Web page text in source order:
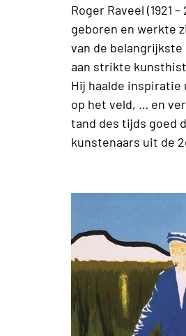
Roger Raveel (1921
geboren en werkte
van de
aan strikte
Hij haalde
op het veld, … en
tand des tijds goed
kunstenaars uit de